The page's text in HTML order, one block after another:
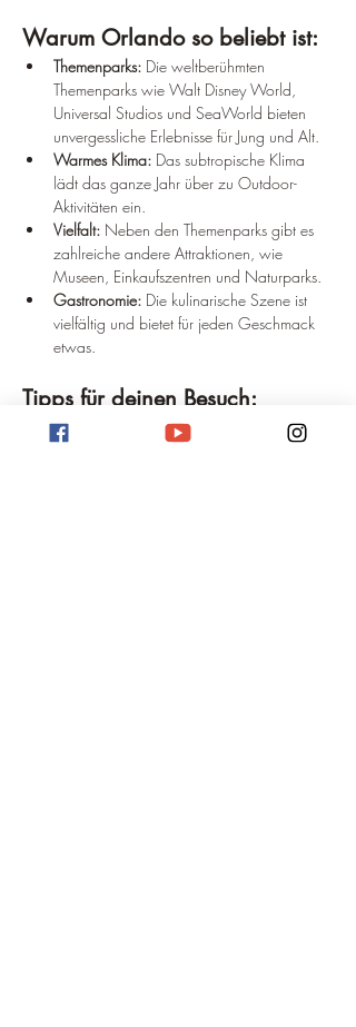
Warum Orlando so beliebt ist:
Themenparks: Die weltberühmten
Themenparks wie Walt Disney World,
Universal Studios und SeaWorld bieten
unvergessliche Erlebnisse für Jung und Alt.
Warmes Klima: Das subtropische Klima
lädt das ganze Jahr über zu Outdoor-
Aktivitäten ein.
Vielfalt: Neben den Themenparks gibt es
zahlreiche andere Attraktionen, wie
Museen, Einkaufszentren und Naturparks.
Gastronomie: Die kulinarische Szene ist
vielfältig und bietet für jeden Geschmack
etwas.
Tipps für deinen Besuch:
Reisezeit:
Die beste Reisezeit ist in der